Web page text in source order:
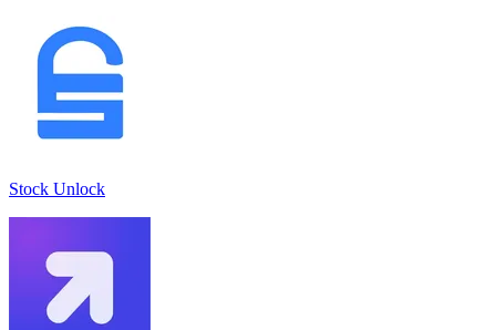
Stock Unlock